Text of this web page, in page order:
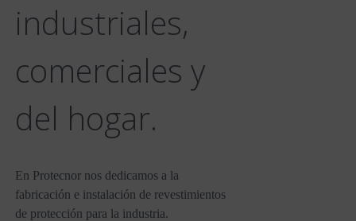
industriales,
comerciales y
del hogar.
En Protecnor nos dedicamos a la
fabricación e instalación de revestimientos
de protección para la industria.